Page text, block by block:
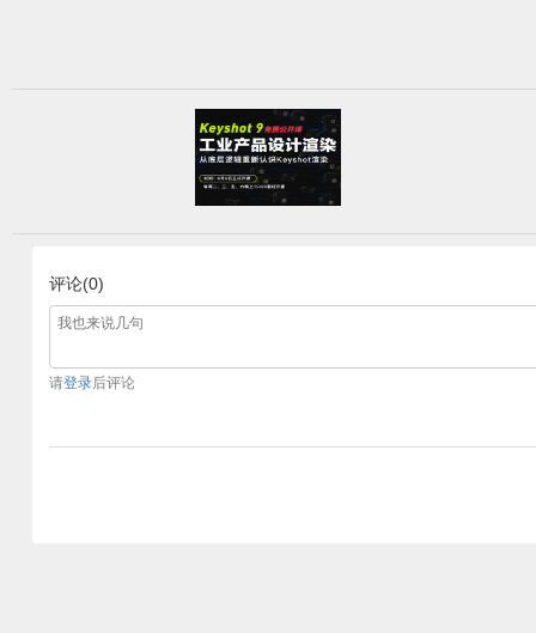
评论(0)
请登录后评论